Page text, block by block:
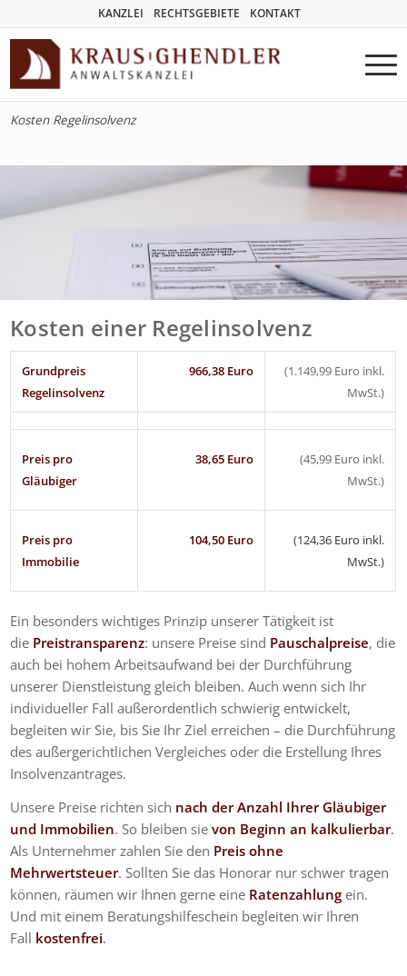
KANZLEI RECHTSGEBIETE KONTAKT
Kosten Regelinsolvenz
Kosten einer Regelinsolvenz
Grundpreis
Regelinsolvenz
966,38 Euro
(1.149,99 Euro inkl.
MwSt.)
Preis pro
Gläubiger
38,65 Euro
(45,99 Euro inkl.
MwSt.)
Preis pro
Immobilie
104,50 Euro
(124,36 Euro inkl.
MwSt.)
Ein besonders wichtiges Prinzip unserer Tätigkeit ist
die Preistransparenz: unsere Preise sind Pauschalpreise, die
auch bei hohem Arbeitsaufwand bei der Durchführung
unserer Dienstleistung gleich bleiben. Auch wenn sich Ihr
individueller Fall außerordentlich schwierig entwickelt,
begleiten wir Sie, bis Sie Ihr Ziel erreichen – die Durchführung
des außergerichtlichen Vergleiches oder die Erstellung Ihres
Insolvenzantrages.
Unsere Preise richten sich nach der Anzahl Ihrer Gläubiger
und Immobilien. So bleiben sievon Beginn an kalkulierbar.
Als Unternehmer zahlen Sie den Preis ohne
Mehrwertsteuer. Sollten Sie das Honorar nur schwer tragen
können, räumen wir Ihnen gerne eine Ratenzahlung ein.
Und mit einem Beratungshilfeschein begleiten wir Ihren
Fall kostenfrei.